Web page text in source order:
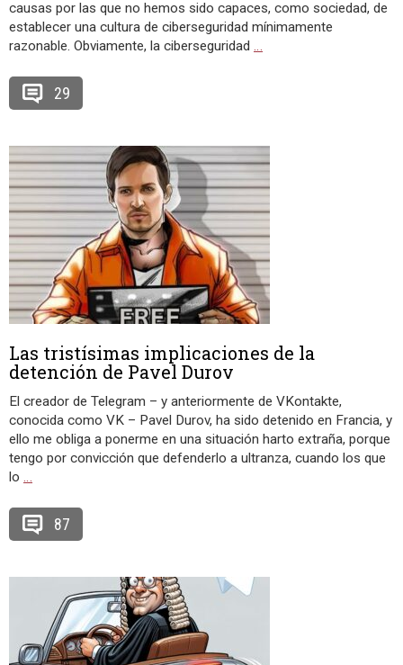
causas por las que no hemos sido capaces, como sociedad, de
establecer una cultura de ciberseguridad mínimamente
razonable. Obviamente, la ciberseguridad …
29
Las tristísimas implicaciones de la
detención de Pavel Durov
El creador de Telegram – y anteriormente de VKontakte,
conocida como VK – Pavel Durov, ha sido detenido en Francia, y
ello me obliga a ponerme en una situación harto extraña, porque
tengo por convicción que defenderlo a ultranza, cuando los que
lo …
87